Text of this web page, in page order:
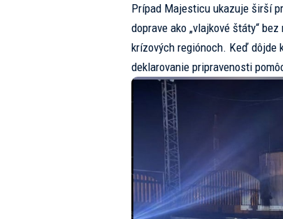
Prípad Majesticu ukazuje širší
doprave ako „vlajkové štáty“
krízových regiónoch. Keď dôjde
deklarovanie pripravenosti